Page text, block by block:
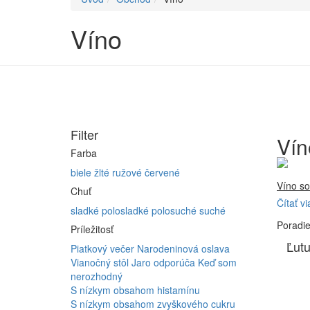
Víno
Filter
Farba
biele žlté ružové červené
Chuť
sladké polosladké polosuché suché
Príležitosť
Piatkový večer Narodeninová oslava
Vianočný stôl Jaro odporúča Keď som
nerozhodný
S nízkym obsahom histamínu
S nízkym obsahom zvyškového cukru
Víno
Firma
Čítať